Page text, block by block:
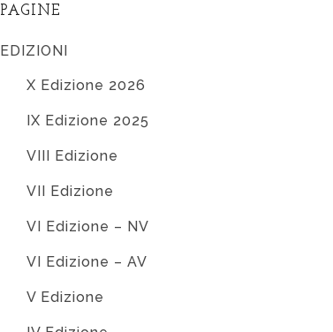
PAGINE
EDIZIONI
X Edizione 2026
IX Edizione 2025
VIII Edizione
VII Edizione
VI Edizione – NV
VI Edizione – AV
V Edizione